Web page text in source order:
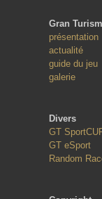
Gran
présentation
actualité
guide du jeu
galerie
Divers
GT
GT eSport
Random